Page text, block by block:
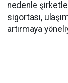
nedenle
sigortası,
artırmaya